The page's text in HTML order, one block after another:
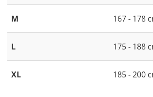
M 167 - 178
L 175 - 188
XL 185 - 200